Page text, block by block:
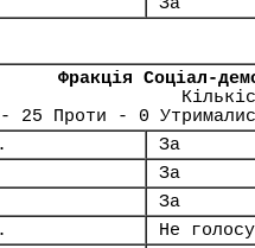
Фракція Соціал-
25 Проти - 0
За
За
За
Не